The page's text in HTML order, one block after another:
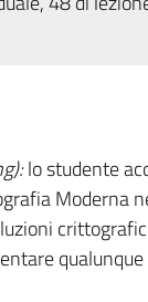
lo studente
Moderna